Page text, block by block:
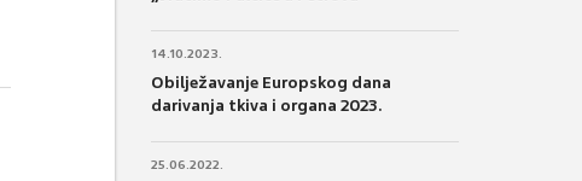
14.10.2023.
Obilježavanje Europskog dana
darivanja tkiva i organa 2023.
25.06.2022.